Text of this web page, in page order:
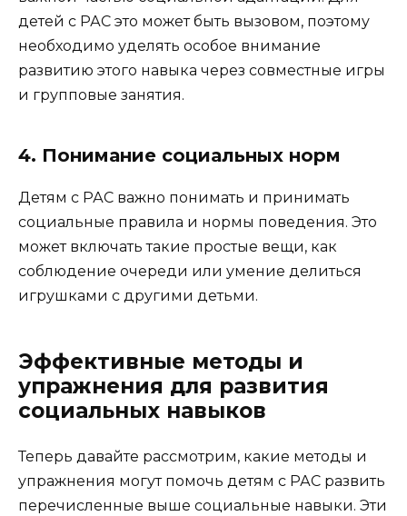
детей с РАС это может быть вызовом, поэтому
необходимо уделять особое внимание
развитию этого навыка через совместные игры
и групповые занятия.
4. Понимание социальных норм
Детям с РАС важно понимать и принимать
социальные правила и нормы поведения. Это
может включать такие простые вещи, как
соблюдение очереди или умение делиться
игрушками с другими детьми.
Эффективные методы и
упражнения для развития
социальных навыков
Теперь давайте рассмотрим, какие методы и
упражнения могут помочь детям с РАС развить
перечисленные выше социальные навыки. Эти